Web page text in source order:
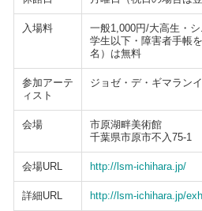
入場料
一般1,000円/大高生・
学生以下・障害者手帳
名）は無料
参加アーテ
ィスト
ジョゼ・デ・ギマラン
会場
市原湖畔美術館
千葉県市原市不入75-1
会場URL http://lsm-ichihara.jp/
詳細URL http://lsm-ichihara.jp/